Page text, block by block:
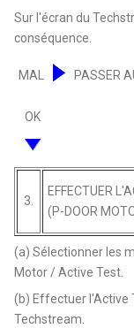
Sur l'écran du
conséquence.
MAL PASSER
OK
3.
EFFECTUER
(P-DOOR
(a) Sélectionner les
Motor / Active Test.
(b) Effectuer l'Active
Techstream.